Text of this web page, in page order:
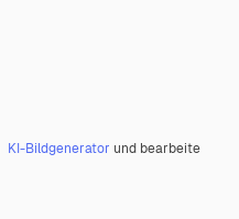
KI-Bildgenerator und bearbeite